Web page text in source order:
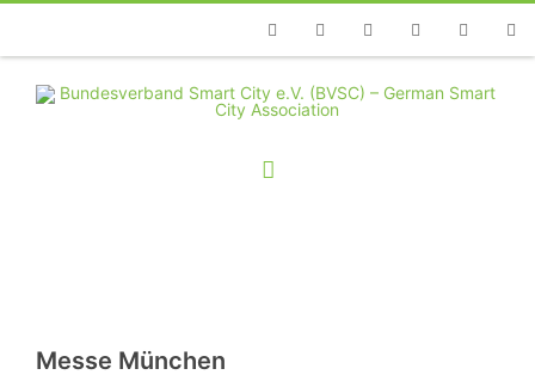
TelefonFacebookTwitterYoutubeInstagramLinkedin
Messe München